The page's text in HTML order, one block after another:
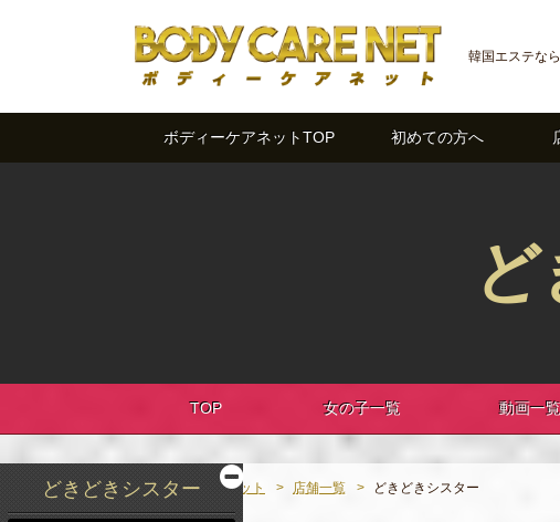
韓国エステな
ボディーケアネットTOP 初めての方へ
TOP 女の子一覧 動画一覧
どきどきシスターボディーケアネット 店舗一覧 どきどきシスター